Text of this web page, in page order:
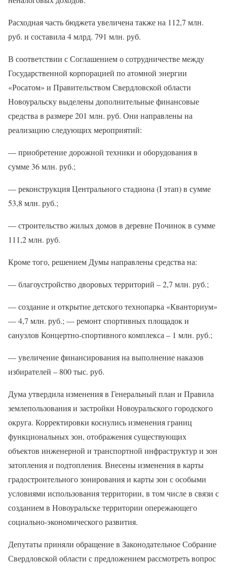
Расходная часть бюджета увеличена также на 112,7 млн.
руб. и составила 4 млрд. 791 млн. руб.
В соответствии с Соглашением о сотрудничестве между
Государственной корпорацией по атомной энергии
«Росатом» и Правительством Свердловской области
Новоуральску выделены дополнительные финансовые
средства в размере 201 млн. руб. Они направлены на
реализацию следующих мероприятий:
— приобретение дорожной техники и оборудования в
сумме 36 млн. руб.;
— реконструкция Центрального стадиона (I этап) в сумме
53,8 млн. руб.;
— строительство жилых домов в деревне Починок в сумме
111,2 млн. руб.
Кроме того, решением Думы направлены средства на:
— благоустройство дворовых территорий – 2,7 млн. руб.;
— создание и открытие детского технопарка «Кванториум»
— 4,7 млн. руб.; — ремонт спортивных площадок и
санузлов Концертно-спортивного комплекса – 1 млн. руб.;
— увеличение финансирования на выполнение наказов
избирателей – 800 тыс. руб.
Дума утвердила изменения в Генеральный план и Правила
землепользования и застройки Новоуральского городского
округа. Корректировки коснулись изменения границ
функциональных зон, отображения существующих
объектов инженерной и транспортной инфраструктур и зон
затопления и подтопления. Внесены изменения в карты
градостроительного зонирования и карты зон с особыми
условиями использования территории, в том числе в связи с
созданием в Новоуральске территории опережающего
социально-экономического развития.
Депутаты приняли обращение в Законодательное Собрание
Свердловской области с предложением рассмотреть вопрос